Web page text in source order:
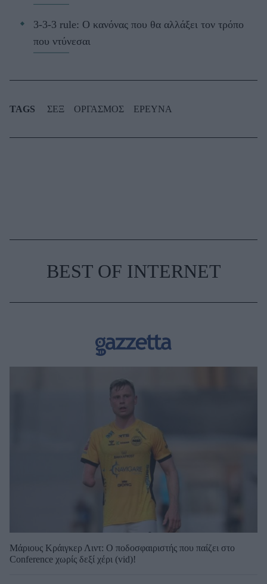
3-3-3 rule: Ο κανόνας που θα αλλάξει τον τρόπο
που ντύνεσαι
TAGS ΣΕΞ ΟΡΓΑΣΜΟΣ ΕΡΕΥΝΑ
BEST OF INTERNET
Μάριους Κράιγκερ Λιντ: Ο ποδοσφαιριστής που παίζει στο
Conference χωρίς δεξί χέρι (vid)!